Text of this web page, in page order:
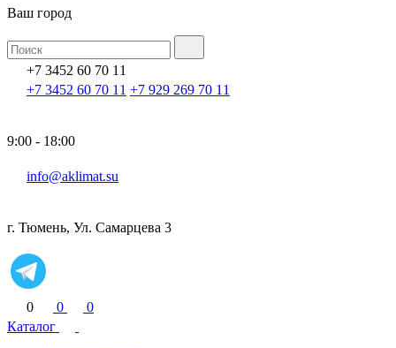
Ваш город
+7 3452 60 70 11
+7 3452 60 70 11 +7 929 269 70 11
9:00 - 18:00
info@aklimat.su
г. Тюмень, Ул. Самарцева 3
0 0
0
Каталог